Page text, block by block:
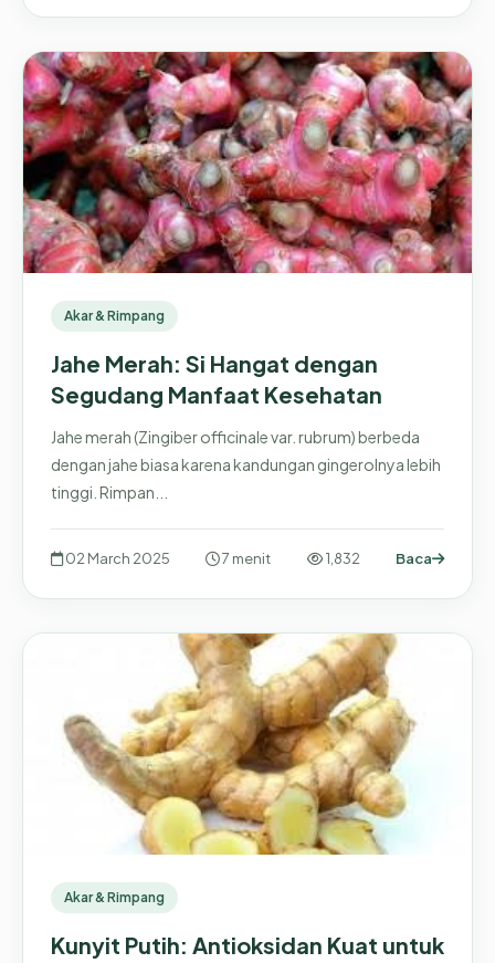
Akar & Rimpang
Jahe Merah: Si Hangat dengan
Segudang Manfaat Kesehatan
Jahe merah (Zingiber officinale var. rubrum) berbeda
dengan jahe biasa karena kandungan gingerolnya lebih
tinggi. Rimpan...
02 March 2025 7 menit 1,832 Baca
Akar & Rimpang
Kunyit Putih: Antioksidan Kuat untuk